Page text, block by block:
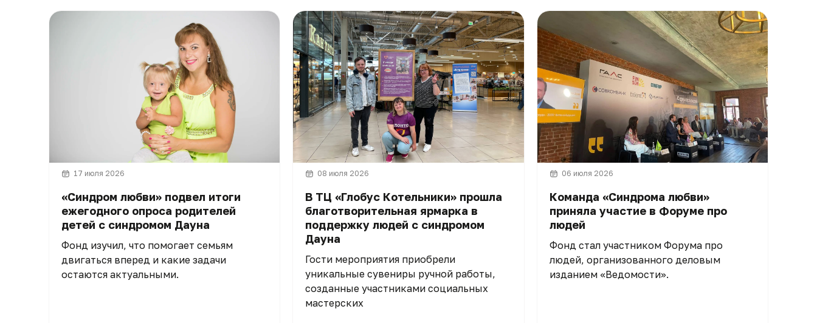
17 июля 2026
«Синдром любви» подвел итоги
ежегодного опроса родителей
детей с синдромом Дауна
Фонд изучил, что помогает семьям
двигаться вперед и какие задачи
остаются актуальными.
08 июля 2026
В ТЦ «Глобус Котельники» прошла
благотворительная ярмарка в
поддержку людей с синдромом
Дауна
Гости мероприятия приобрели
уникальные сувениры ручной работы,
созданные участниками социальных
мастерских
06 июля 2026
Команда «Синдрома любви»
приняла участие в Форуме про
людей
Фонд стал участником Форума про
людей, организованного деловым
изданием «Ведомости».